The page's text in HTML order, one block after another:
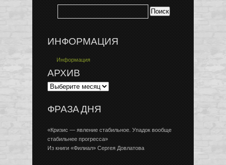
ИНФОРМАЦИЯ
Информация
АРХИВ
ФРАЗА ДНЯ
«Кризис — явление стабильное. Упадок вообще
стабильнее прогресса»
Из книги «Филиал» Сергея Довлатова